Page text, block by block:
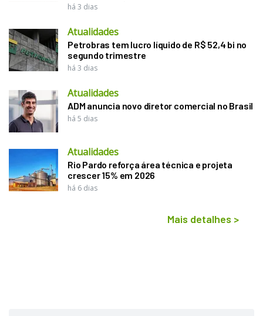
há 3 dias
Atualidades
Petrobras tem lucro líquido de R$ 52,4 bi no
segundo trimestre
há 3 dias
Atualidades
ADM anuncia novo diretor comercial no Brasil
há 5 dias
Atualidades
Rio Pardo reforça área técnica e projeta
crescer 15% em 2026
há 6 dias
Mais detalhes >